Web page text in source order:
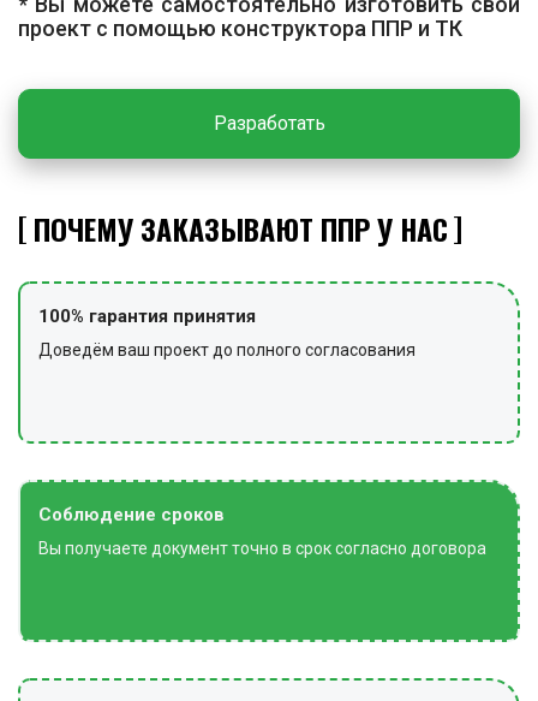
для возможности отключения теплообменника при
Гидравлические испытания
гидравлические испытания теплообменника и
обвязывающих трубопроводов давлением,
соединений.
технологическое оборудование, оснастку и
инструменты, при необходимости снимают сигнальное
ограждение и предупредительные знаки.
проект с помощью конструктора ППР и ТК
Разработать
ПОЧЕМУ ЗАКАЗЫВАЮТ ППР У НАС
100% гарантия принятия
Доведём ваш проект до полного согласования
Соблюдение сроков
Вы получаете документ точно в срок согласно договора